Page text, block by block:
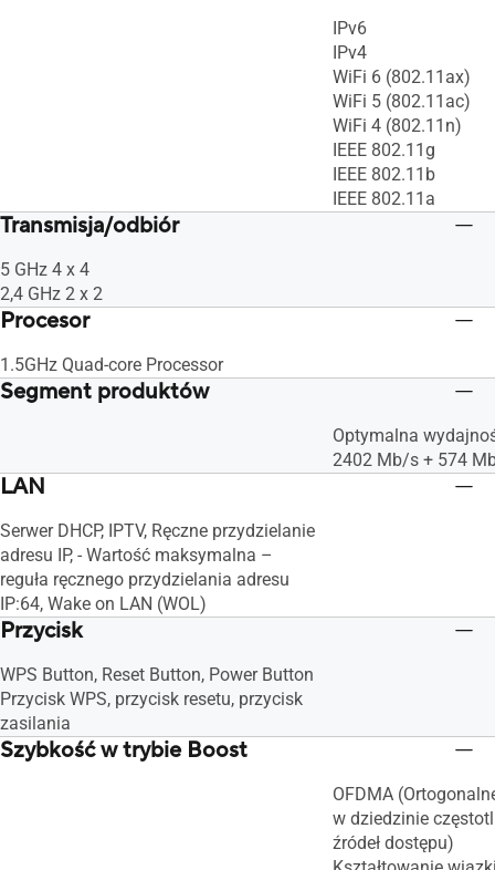
IPv6
IPv4
WiFi 6 (802.11ax)
WiFi 5 (802.11ac)
WiFi 4 (802.11n)
IEEE 802.11g
IEEE 802.11b
IEEE 802.11a
Transmisja/odbiór
5 GHz 4 x 4
2,4 GHz 2 x 2
Procesor
1.5GHz Quad-core Processor
Segment produktów
Optymalna
2402 Mb/s + 574
LAN
Serwer DHCP, IPTV, Ręczne przydzielanie
adresu IP, - Wartość maksymalna –
reguła ręcznego przydzielania adresu
IP:64, Wake on LAN (WOL)
Przycisk
WPS Button, Reset Button, Power Button
Przycisk WPS, przycisk resetu, przycisk
zasilania
Szybkość w trybie Boost
OFDMA
w dziedzinie
źródeł dostępu)